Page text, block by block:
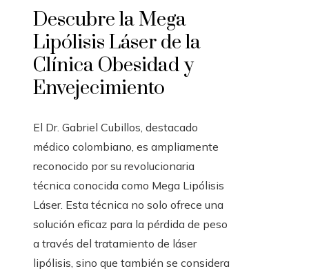
Descubre la Mega
Lipólisis Láser de la
Clínica Obesidad y
Envejecimiento
El Dr. Gabriel Cubillos, destacado
médico colombiano, es ampliamente
reconocido por su revolucionaria
técnica conocida como Mega Lipólisis
Láser. Esta técnica no solo ofrece una
solución eficaz para la pérdida de peso
a través del tratamiento de láser
lipólisis, sino que también se considera